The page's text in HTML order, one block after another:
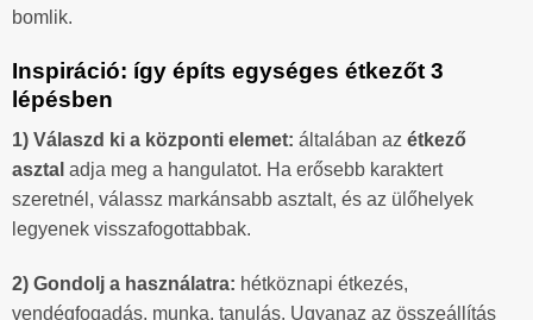
bomlik.
Inspiráció: így építs egységes étkezőt 3
lépésben
1) Válaszd ki a központi elemet: általában az étkező
asztal adja meg a hangulatot. Ha erősebb karaktert
szeretnél, válassz markánsabb asztalt, és az ülőhelyek
legyenek visszafogottabbak.
2) Gondolj a használatra: hétköznapi étkezés,
vendégfogadás, munka, tanulás. Ugyanaz az összeállítás